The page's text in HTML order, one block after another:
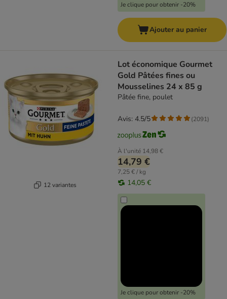
Je clique pour obtenir -20%
Ajouter au panier
12 variantes
Lot économique Gourmet
Gold Pâtées fines ou
Mousselines 24 x 85 g
Pâtée fine, poulet
À l'unité 14,98 €
14,79 €
7,25 € / kg
14,05 €
Je clique pour obtenir -20%
Avis: 4.5/5 (2091)